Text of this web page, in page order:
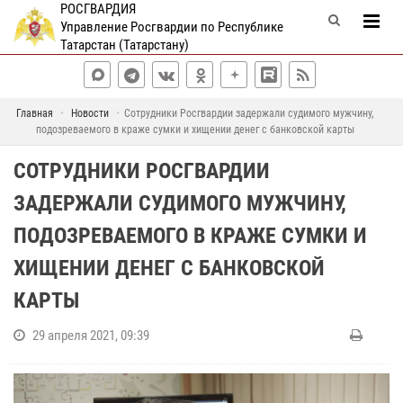
РОСГВАРДИЯ
Управление Росгвардии по Республике
Татарстан (Татарстану)
Главная Новости
Сотрудники Росгвардии задержали судимого мужчину,
подозреваемого в краже сумки и хищении денег с банковской карты
СОТРУДНИКИ РОСГВАРДИИ
ЗАДЕРЖАЛИ СУДИМОГО МУЖЧИНУ,
ПОДОЗРЕВАЕМОГО В КРАЖЕ СУМКИ И
ХИЩЕНИИ ДЕНЕГ С БАНКОВСКОЙ
КАРТЫ
29 апреля 2021, 09:39